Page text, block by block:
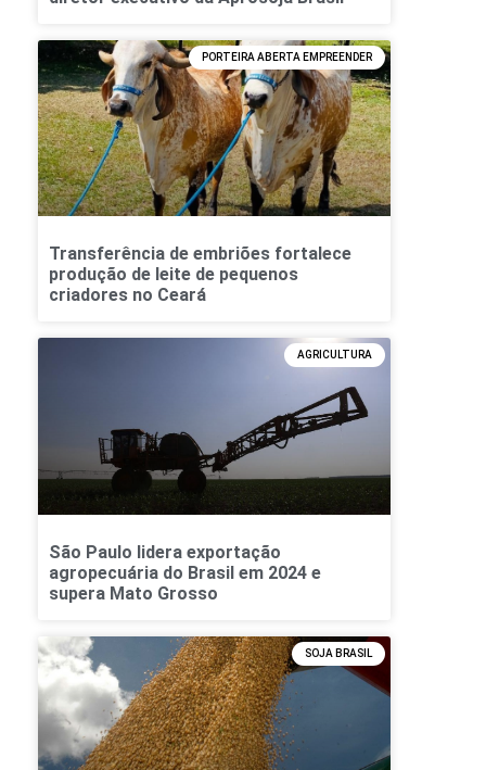
PORTEIRA ABERTA EMPREENDER
Transferência de embriões fortalece
produção de leite de pequenos
criadores no Ceará
AGRICULTURA
São Paulo lidera exportação
agropecuária do Brasil em 2024 e
supera Mato Grosso
SOJA BRASIL